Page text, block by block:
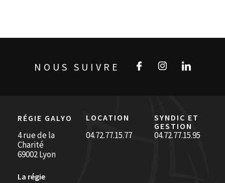
NOUS SUIVRE
RÉGIE GALYO LOCATION
SYNDIC ET
GESTION
4 rue de la
Charité
69002 Lyon
04.72.77.15.77 04.72.77.15.95
La régie